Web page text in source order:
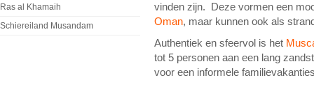
Ras al Khamaih
Schiereiland Musandam
vinden zijn. Deze vormen een
Oman, maar kunnen ook als
Authentiek en sfeervol is het
tot 5 personen aan een lang
voor een informele